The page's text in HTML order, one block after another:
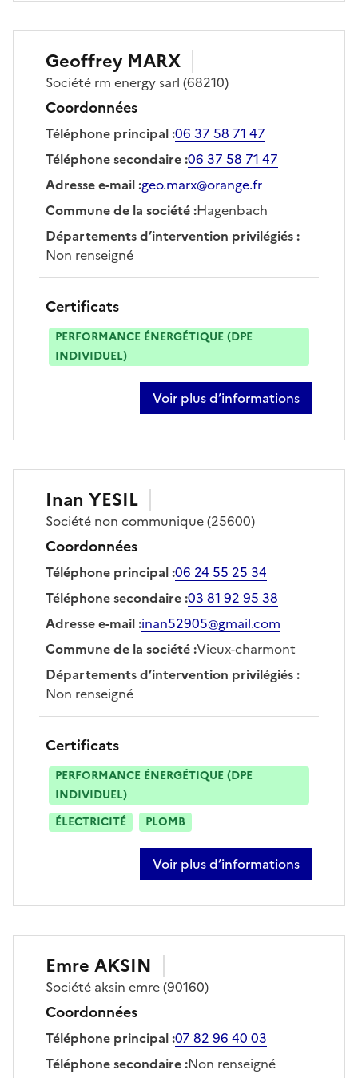
Geoffrey MARX
Société rm energy sarl (68210)
Coordonnées
Téléphone principal:06 37 58 71 47
Téléphone secondaire:06 37 58 71 47
Adresse e-mail:geo.marx@orange.fr
Commune de la société:Hagenbach
Départements d’intervention privilégiés:
Non renseigné
Certificats
PERFORMANCE ÉNERGÉTIQUE (DPE
INDIVIDUEL)
Voir plus d’informations
sur geoffrey marx
Inan YESIL
Société non communique(25600)
Coordonnées
Téléphone principal:06 24 55 25 34
Téléphone secondaire:03 81 92 95 38
Adresse e-mail:inan52905@gmail.com
Commune de la société:Vieux-charmont
Départements d’intervention privilégiés:
Non renseigné
Certificats
PERFORMANCE ÉNERGÉTIQUE (DPE
INDIVIDUEL)
ÉLECTRICITÉ
PLOMB
Voir plus d’informations
sur inan yesil
Emre AKSIN
Société aksin emre(90160)
Coordonnées
Téléphone principal:07 82 96 40 03
Téléphone secondaire:Non renseigné